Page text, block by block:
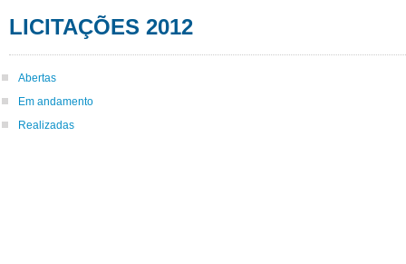
LICITAÇÕES 2012
Abertas
Em andamento
Realizadas